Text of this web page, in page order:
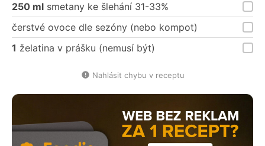
250 ml smetany ke šlehání 31-33%
čerstvé ovoce dle sezóny (nebo kompot)
1 želatina v prášku (nemusí být)
Nahlásit chybu v receptu